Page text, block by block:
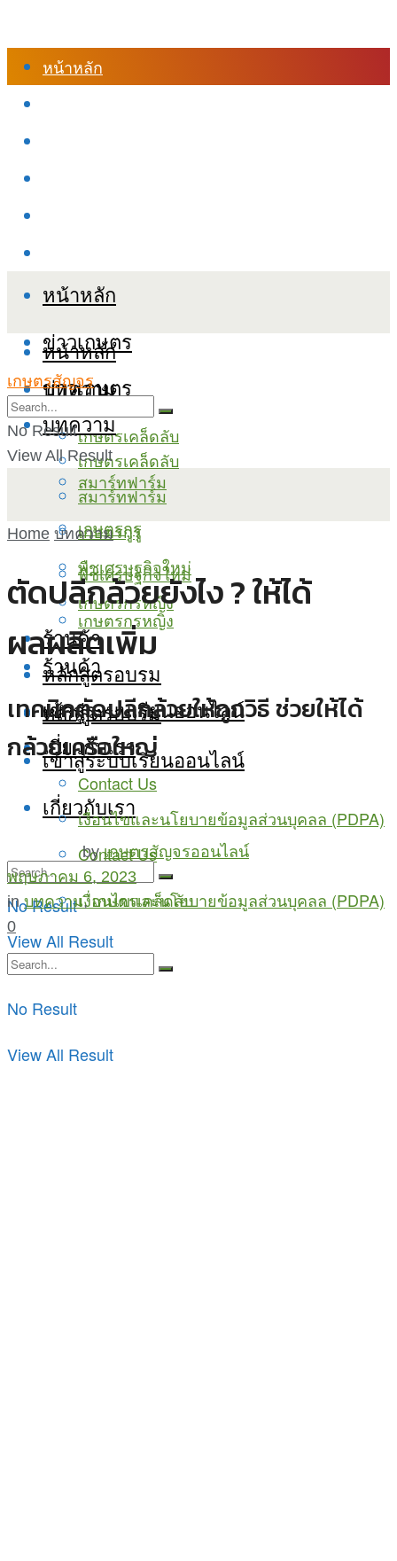
หน้าหลัก
หน้าหลัก
ข่าวเกษตร
บทความ
เกษตรเคล็ดลับ
สมาร์ทฟาร์ม
เกษตรกูรู
พืชเศรษฐกิจใหม่
เกษตรกรหญิง
ร้านค้า
หลักสูตรอบรม
เข้าสู่ระบบเรียนออนไลน์
เกี่ยวกับเรา
Contact Us
เงื่อนไขและนโยบายข้อมูลส่วนบุคลล (PDPA)
No Result
View All Result
หน้าหลัก
ข่าวเกษตร
บทความ
เกษตรเคล็ดลับ
สมาร์ทฟาร์ม
เกษตรกูรู
พืชเศรษฐกิจใหม่
เกษตรกรหญิง
ร้านค้า
หลักสูตรอบรม
เข้าสู่ระบบเรียนออนไลน์
เกี่ยวกับเรา
Contact Us
เงื่อนไขและนโยบายข้อมูลส่วนบุคลล (PDPA)
No Result
View All Result
เกษตรสัญจร
No Result
View All Result
Home บทความ
ตัดปลีกล้วยยังไง ? ให้ได้
ผลผลิตเพิ่ม
เทคนิคตัดปลีกล้วยให้ถูกวิธี ช่วยให้ได้
กล้วยเครือใหญ่
by เกษตรสัญจรออนไลน์
พฤษภาคม 6, 2023
in บทความ,เกษตรเคล็ดลับ
0